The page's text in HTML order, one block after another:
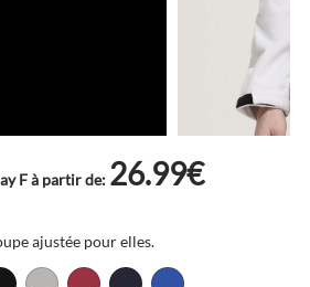
F à partir de: 26.99€
ajustée pour elles.